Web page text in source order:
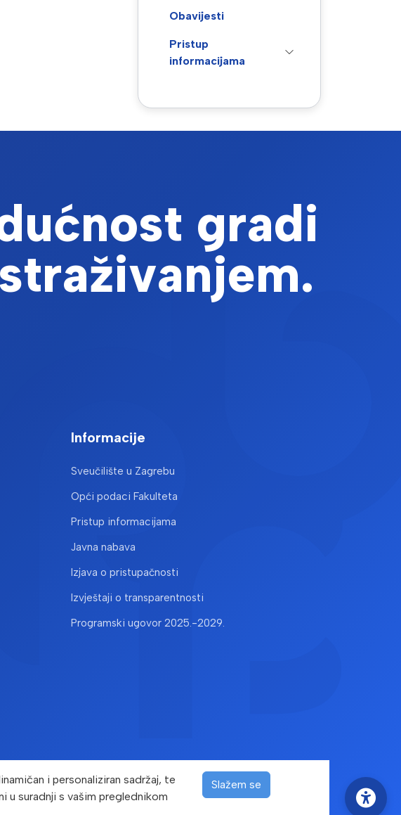
i personaliziran sadržaj, te
u suradnji s vašim preglednikom
Slažem se
Obavijesti
Pristup
informacijama
gradi
Informacije
Sveučilište u Zagrebu
Opći podaci Fakulteta
Pristup informacijama
Javna nabava
Izjava o pristupačnosti
Izvještaji o transparentnosti
Programski ugovor 2025.-2029.
Sva prava pridržana